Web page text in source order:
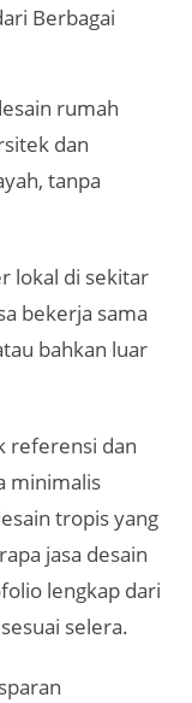
Berbagai
rumah
dan
tanpa
lokal di sekitar
bekerja sama
bahkan luar
referensi dan
minimalis
tropis yang
jasa desain
lengkap dari
selera.